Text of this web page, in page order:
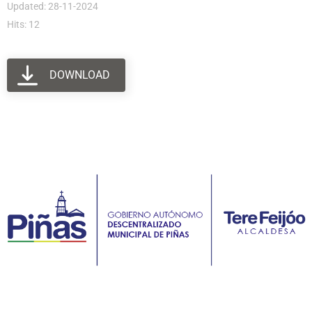
Updated: 28-11-2024
Hits: 12
DOWNLOAD